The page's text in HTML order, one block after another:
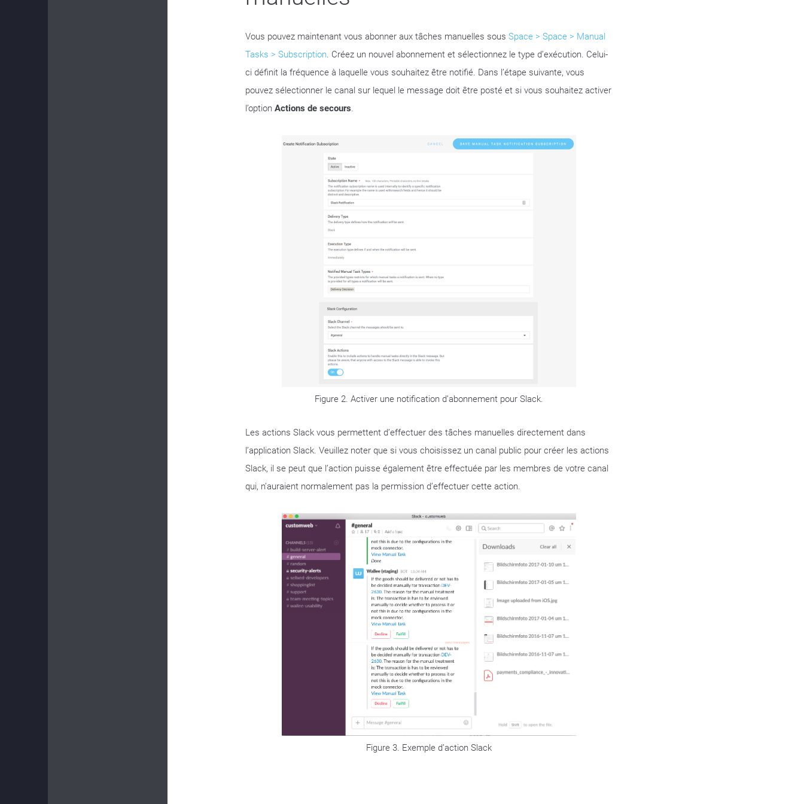
Vous pouvez maintenant vous abonner aux tâches manuelles sous Space > Space > Manual
Tasks > Subscription. Créez un nouvel abonnement et sélectionnez le type d’exécution. Celui-
ci définit la fréquence à laquelle vous souhaitez être notifié. Dans l’étape suivante, vous
pouvez sélectionner le canal sur lequel le message doit être posté et si vous souhaitez activer
l’option Actions de secours.
Figure 2. Activer une notification d’abonnement pour Slack.
Les actions Slack vous permettent d’effectuer des tâches manuelles directement dans
l’application Slack. Veuillez noter que si vous choisissez un canal public pour créer les actions
Slack, il se peut que l’action puisse également être effectuée par les membres de votre canal
qui, n’auraient normalement pas la permission d’effectuer cette action.
Figure 3. Exemple d’action Slack